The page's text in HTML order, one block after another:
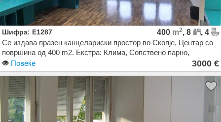
Шифра: E1287 400 m2, 8
, 4
Се издава празен канцелариски простор во Скопје, Центар со
површина од 400 m2. Екстра: Клима, Сопствено парно,
Паркинг. Цена: 3000 EUR
Повеќе 3000 €